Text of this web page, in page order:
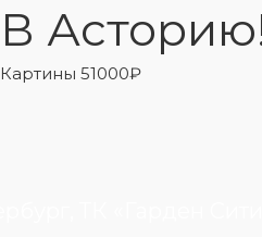
В
Картины 51000₽